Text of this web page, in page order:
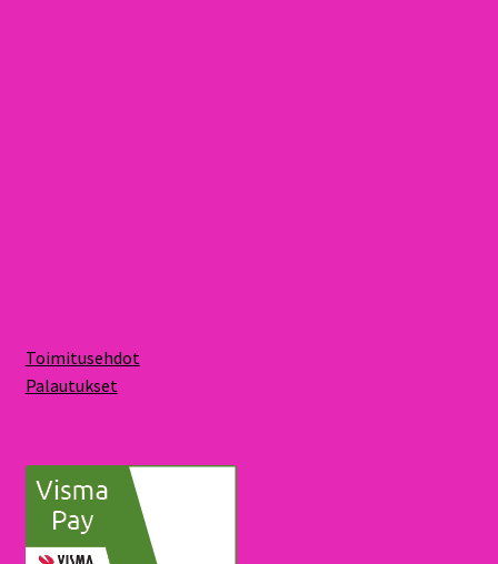
Toimitusehdot
Palautukset